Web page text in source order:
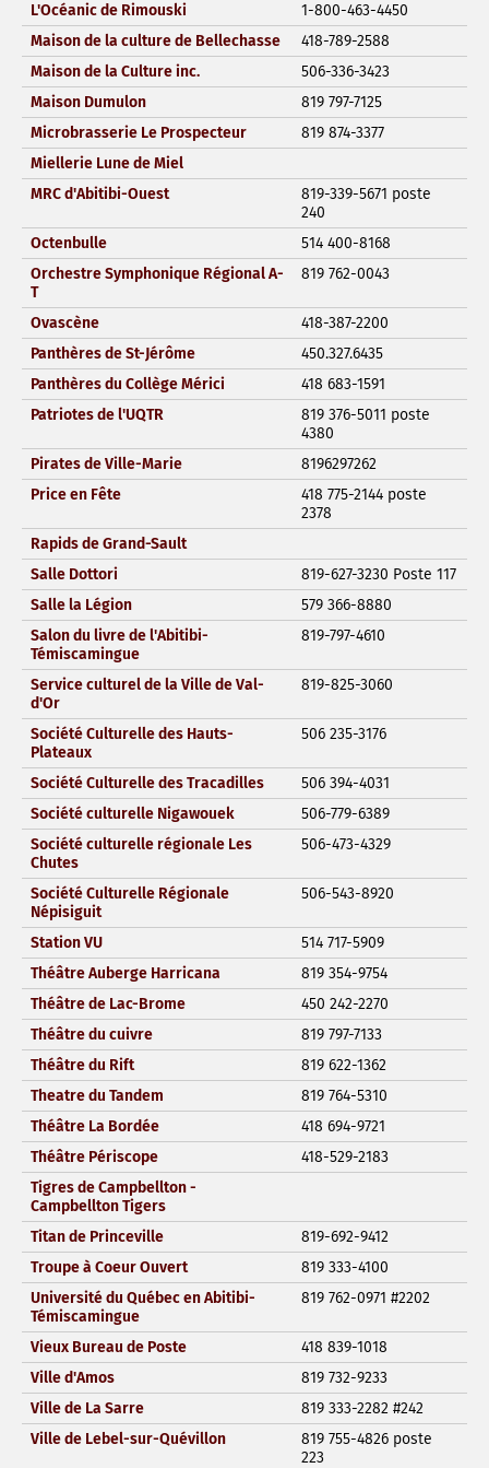
L'Océanic de Rimouski
1-800-463-4450
Maison de la culture de Bellechasse
418-789-2588
Maison de la Culture inc.
506-336-3423
Maison Dumulon
819 797-7125
Microbrasserie Le Prospecteur
819 874-3377
Miellerie Lune de Miel
MRC d'Abitibi-Ouest
819-339-5671 poste
240
Octenbulle
514 400-8168
Orchestre Symphonique Régional A-
T
819 762-0043
Ovascène
418-387-2200
Panthères de St-Jérôme
450.327.6435
Panthères du Collège Mérici
418 683-1591
Patriotes de l'UQTR
819 376-5011 poste
4380
Pirates de Ville-Marie
8196297262
Price en Fête
418 775-2144 poste
2378
Rapids de Grand-Sault
Salle Dottori
819-627-3230 Poste 117
Salle la Légion
579 366-8880
Salon du livre de l'Abitibi-
Témiscamingue
819-797-4610
Service culturel de la Ville de Val-
d'Or
819-825-3060
Société Culturelle des Hauts-
Plateaux
506 235-3176
Société Culturelle des Tracadilles
506 394-4031
Société culturelle Nigawouek
506-779-6389
Société culturelle régionale Les
Chutes
506-473-4329
Société Culturelle Régionale
Népisiguit
506-543-8920
Station VU
514 717-5909
Théâtre Auberge Harricana
819 354-9754
Théâtre de Lac-Brome
450 242-2270
Théâtre du cuivre
819 797-7133
Théâtre du Rift
819 622-1362
Theatre du Tandem
819 764-5310
Théâtre La Bordée
418 694-9721
Théâtre Périscope
418-529-2183
Tigres de Campbellton -
Campbellton Tigers
Titan de Princeville
819-692-9412
Troupe à Coeur Ouvert
819 333-4100
Université du Québec en Abitibi-
Témiscamingue
819 762-0971 #2202
Vieux Bureau de Poste
418 839-1018
Ville d'Amos
819 732-9233
Ville de La Sarre
819 333-2282 #242
Ville de Lebel-sur-Quévillon
819 755-4826 poste
223